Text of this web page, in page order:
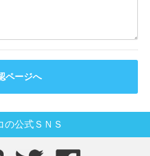
ページへ
の公式ＳＮＳ